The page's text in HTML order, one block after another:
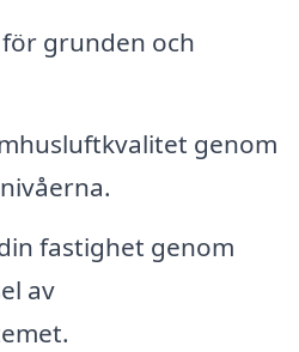
grunden och
genom
fastighet genom
av